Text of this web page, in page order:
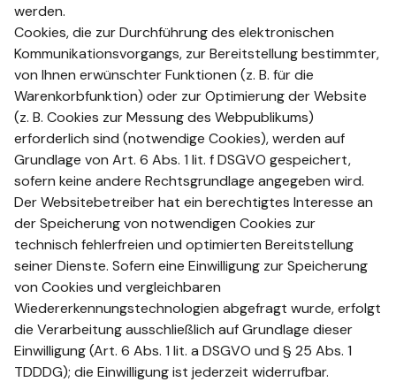
werden.
Cookies, die zur Durchführung des elektronischen
Kommunikationsvorgangs, zur Bereitstellung bestimmter,
von Ihnen erwünschter Funktionen (z. B. für die
Warenkorbfunktion) oder zur Optimierung der Website
(z. B. Cookies zur Messung des Webpublikums)
erforderlich sind (notwendige Cookies), werden auf
Grundlage von Art. 6 Abs. 1 lit. f DSGVO gespeichert,
sofern keine andere Rechtsgrundlage angegeben wird.
Der Websitebetreiber hat ein berechtigtes Interesse an
der Speicherung von notwendigen Cookies zur
technisch fehlerfreien und optimierten Bereitstellung
seiner Dienste. Sofern eine Einwilligung zur Speicherung
von Cookies und vergleichbaren
Wiedererkennungstechnologien abgefragt wurde, erfolgt
die Verarbeitung ausschließlich auf Grundlage dieser
Einwilligung (Art. 6 Abs. 1 lit. a DSGVO und § 25 Abs. 1
TDDDG); die Einwilligung ist jederzeit widerrufbar.